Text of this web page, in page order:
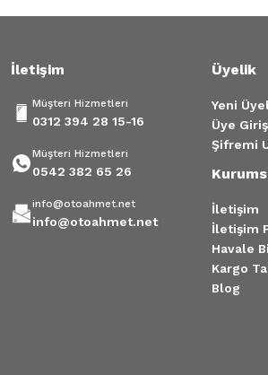
Renault Clio Kangoo Vites Topuzu Siyah
150,00 TL
İletişim
Müşteri Hizmetleri
0312 394 28 15-16
Müşteri Hizmetleri
0542 382 65 26
info@otoahmet.net
info@otoahmet.net
Üyelik
Yeni
Üye
Şifremi
İletişim
İletişim
Havale
Kargo
Blog